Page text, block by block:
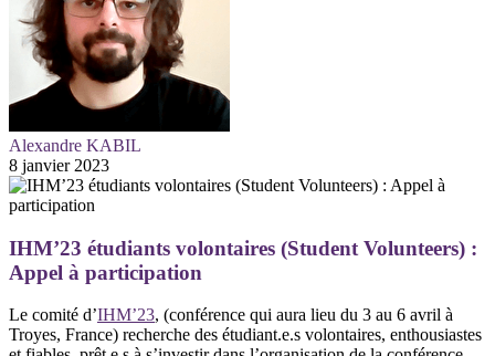
Alexandre KABIL
8 janvier 2023
IHM’23 étudiants volontaires (Student Volunteers) :
Appel à participation
Le comité d’IHM’23, (conférence qui aura lieu du 3 au 6 avril à
Troyes, France) recherche des étudiant.e.s volontaires, enthousiastes